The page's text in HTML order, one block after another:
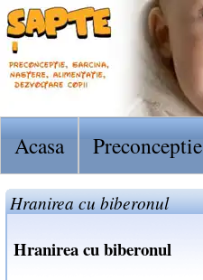
Acasa Preconceptie
Hranirea cu biberonul
Hranirea cu biberonul